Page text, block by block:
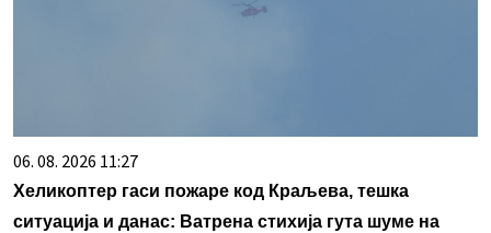
06. 08. 2026 11:27
Хеликоптер гаси пожаре код Краљева, тешка
ситуација и данас: Ватрена стихија гута шуме на